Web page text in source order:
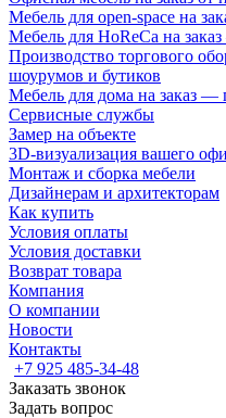
Мебель для open-space на
Мебель для HoReCa на
Производство торгового
шоурумов и бутиков
Мебель для дома на заказ
Сервисные службы
Замер на объекте
3D-визуализация вашего
Монтаж и сборка мебели
Дизайнерам и архитекторам
Как купить
Условия оплаты
Условия доставки
Возврат товара
Компания
О компании
Новости
Контакты
+7 925 485-34-48
Заказать звонок
Задать вопрос